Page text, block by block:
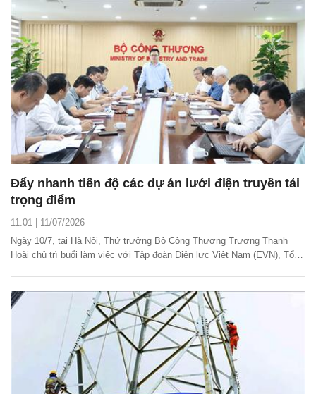
500kV Bình Dương 1 – Chơn Thành; trạm...
Đẩy nhanh tiến độ các dự án lưới điện truyền tải
trọng điểm
11:01 | 11/07/2026
Ngày 10/7, tại Hà Nội, Thứ trưởng Bộ Công Thương Trương Thanh
Hoài chủ trì buổi làm việc với Tập đoàn Điện lực Việt Nam (EVN), Tổng
đặc biệt là các dự án đưa...